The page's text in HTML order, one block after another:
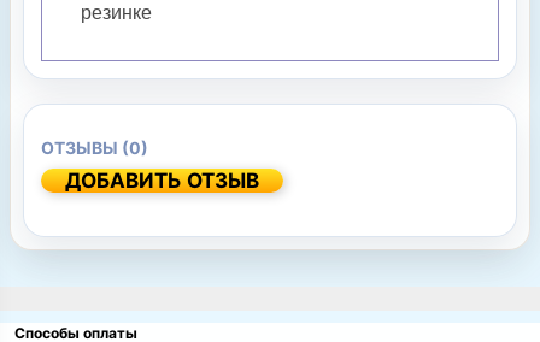
резинке
ОТЗЫВЫ (0)
ДОБАВИТЬ ОТЗЫВ
Способы оплаты